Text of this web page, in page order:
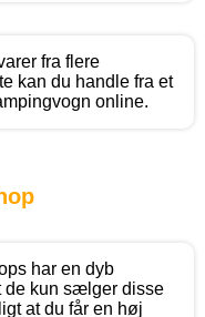
fra flere
kan du handle fra et
online.
har en dyb
de kun sælger disse
at du får en høj